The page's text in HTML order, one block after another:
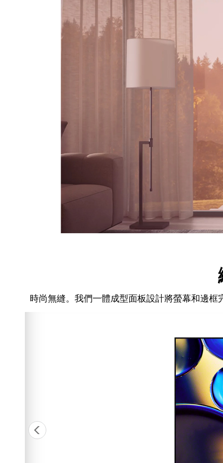
時尚無縫。我們一體成型面板設計將螢幕和邊